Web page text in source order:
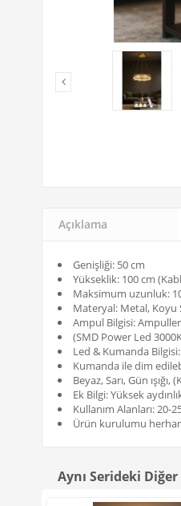
Açıklama
Genişliği: 50 cm
Yükseklik: 100 cm
Maksimum uzunluk:
Materyal: Metal, Koyu
Ampul Bilgisi:
(SMD Power Led
Led & Kumanda
Kumanda ile dim
Beyaz, Sarı, Gün
Ek Bilgi: Yüksek
Kullanım Alanları:
Ürün kurulumu
Aynı Serideki